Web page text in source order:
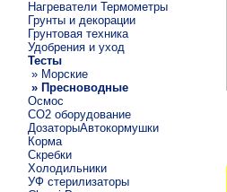
Нагреватели Термометры
Грунты и декорации
Грунтовая техника
Удобрения и уход
Тесты
» Морские
» Пресноводные
Осмос
CO2 оборудование
ДозаторыАвтокормушки
Корма
Скребки
Холодильники
УФ стерилизаторы